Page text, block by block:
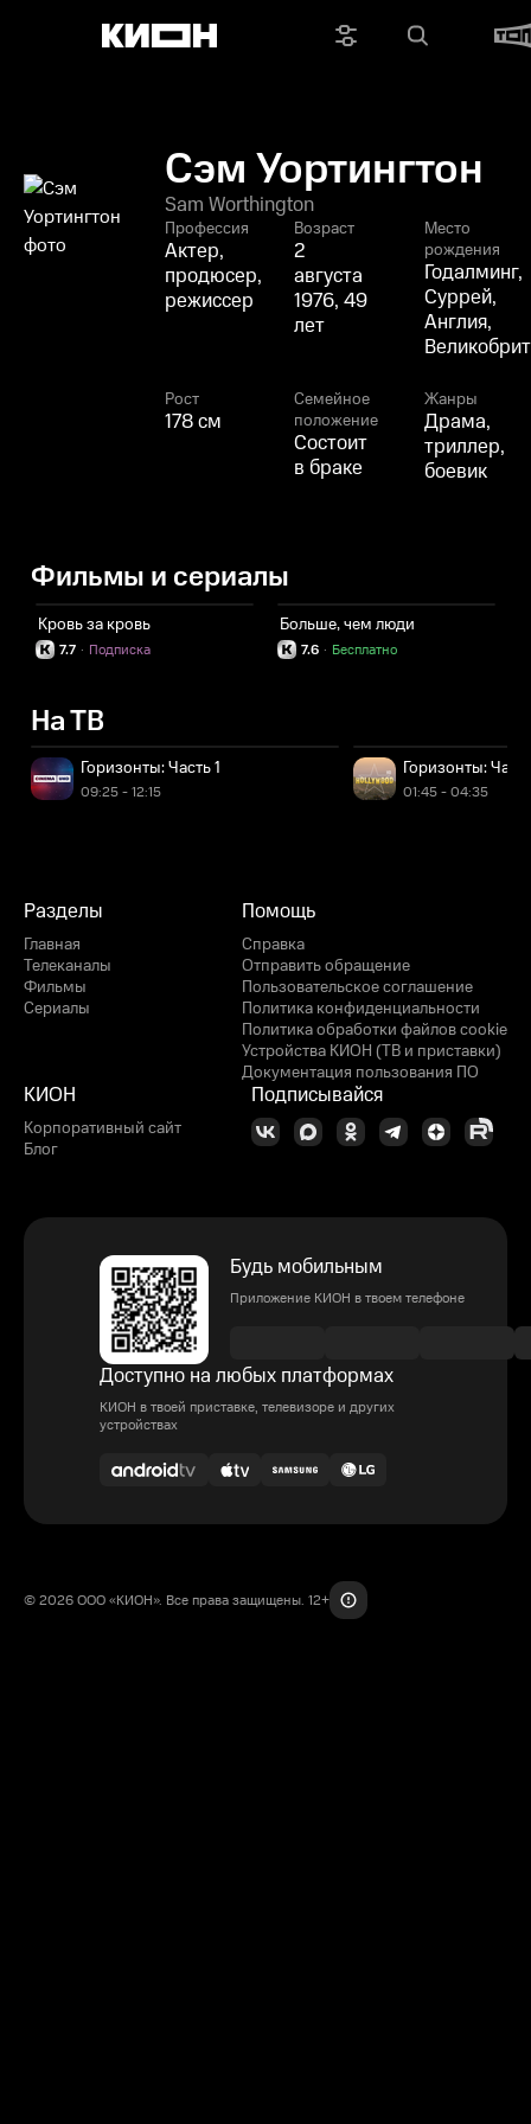
Сэм Уортингтон
Sam Worthington
Профессия
Актер,
продюсер,
режиссер
Возраст
2
августа
1976, 49
лет
Место
рождения
Годалминг,
Суррей,
Англия,
Рост
178 см
Семейное
положение
Состоит
в браке
Жанры
Драма,
триллер,
боевик
Фильмы и сериалы
Кровь за кровь
7.7 Подписка
·
Больше, чем люди
7.6 Бесплатно
·
На ТВ
Горизонты: Часть 1
09:25 - 12:15
Горизонты:
01:45 - 04:35
Разделы
Главная
Телеканалы
Фильмы
Сериалы
Помощь
Справка
Отправить обращение
Пользовательское соглашение
Политика конфиденциальности
Политика обработки файлов cookie
Устройства КИОН (ТВ и приставки)
Документация пользования ПО
КИОН
Корпоративный сайт
Блог
Подписывайся
Будь мобильным
Приложение КИОН в твоем телефоне
Доступно на любых платформах
КИОН в твоей приставке, телевизоре и других
устройствах
© 2026 ООО «КИОН». Все права защищены. 12+